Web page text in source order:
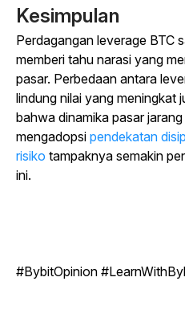
Kesimpulan
Perdagangan leverage BTC
memberi tahu narasi yang
pasar. Perbedaan antara
lindung nilai yang meningkat
bahwa dinamika pasar
mengadopsi pendekatan
risiko tampaknya semakin
ini.
#BybitOpinion